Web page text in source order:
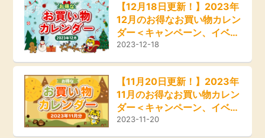
【12月18日更新！】2023年
12月のお得なお買い物カレン
ダー＜キャンペーン、イベン
ト、セール情報＞
2023-12-18
【11月20日更新！】2023年
11月のお得なお買い物カレン
ダー＜キャンペーン、イベン
ト、セール情報＞
2023-11-20